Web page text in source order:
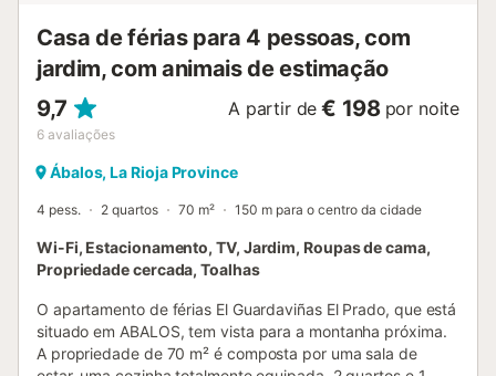
Casa de férias para 4 pessoas, com
jardim, com animais de estimação
9,7
6 avaliações
A partir de € 198 por noite
Ábalos, La Rioja Province
4 pess. 2 quartos 70 m² 150 m para o centro da cidade
Wi-Fi, Estacionamento, TV, Jardim, Roupas de cama,
Propriedade cercada, Toalhas
O apartamento de férias El Guardaviñas El Prado, que está
situado em ABALOS, tem vista para a montanha próxima.
A propriedade de 70 m² é composta por uma sala de